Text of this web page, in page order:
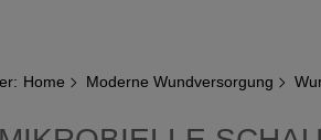
Home Moderne Wundversorgung